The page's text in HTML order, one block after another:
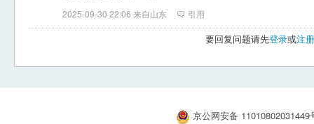
2025-09-30 22:06 来自山东 引用
要回复问题请先登录或注册
京公网安备